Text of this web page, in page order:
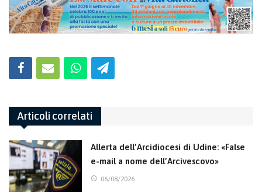
Articoli correlati
Allerta dell’Arcidiocesi di Udine: «False
e-mail a nome dell’Arcivescovo»
06/08/2026